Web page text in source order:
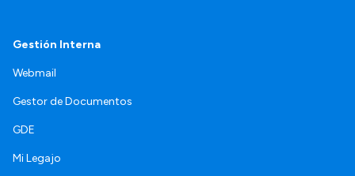
Gestión Interna
Webmail
Gestor de Documentos
GDE
Mi Legajo